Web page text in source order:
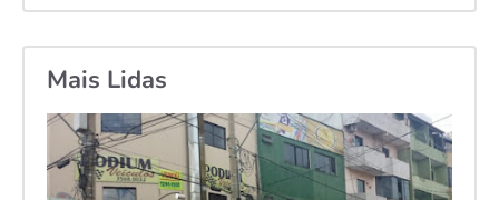
Mais Lidas